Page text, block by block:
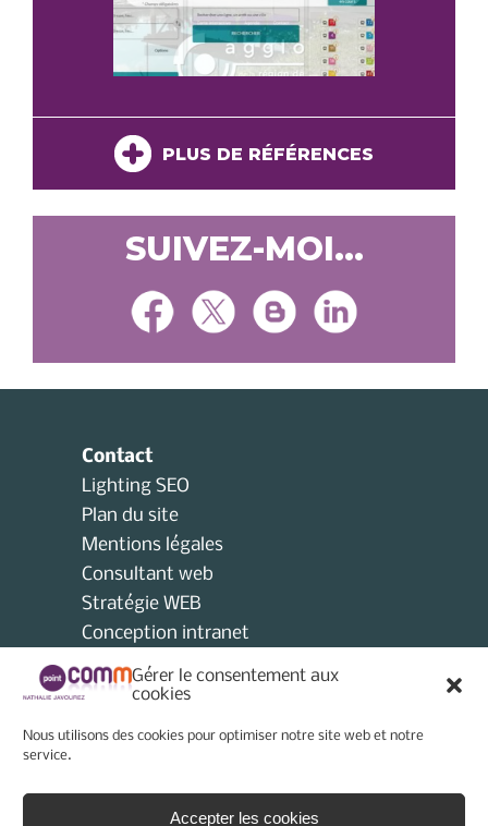
Gérer le consentement aux
cookies
Nous utilisons des cookies pour optimiser notre site web et notre
service.
Accepter les cookies
PLUS DE RÉFÉRENCES
SUIVEZ-MOI...
Contact
Lighting SEO
Plan du site
Mentions légales
Consultant web
Stratégie WEB
Conception intranet
Consultant collectivités locales
AMO